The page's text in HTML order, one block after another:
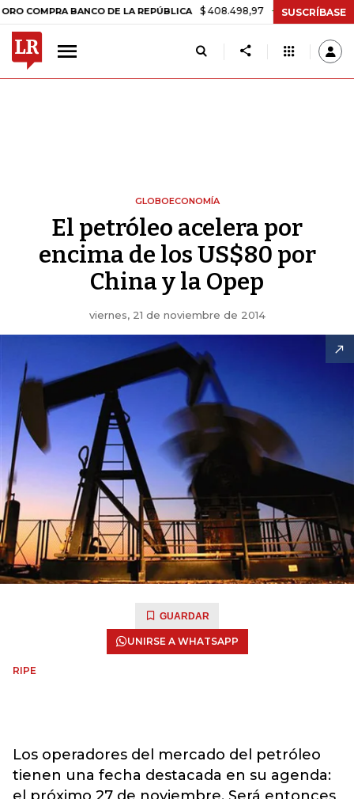
BANCO DE LA REPÚBLICA $ 408.498,97 +$ 8.753,81 +2,19%
SUSCRÍBASE
GLOBOECONOMÍA
El petróleo acelera por
encima de los US$80 por
China y la Opep
viernes, 21 de noviembre de 2014
GUARDAR
UNIRSE A WHATSAPP
RIPE
Los operadores del mercado del petróleo
tienen una fecha destacada en su agenda: